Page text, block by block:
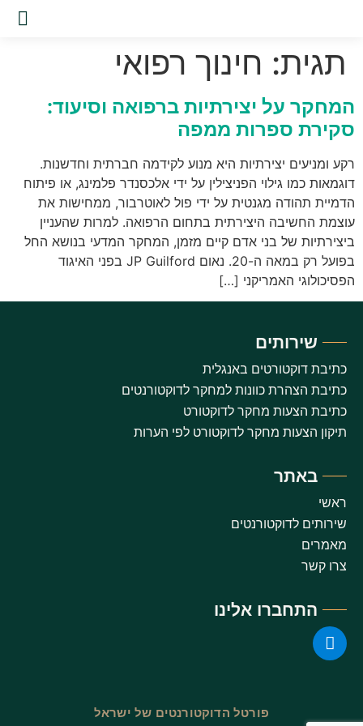
תגית: חינוך רפואי
המחקר על יצירתיות ברפואה וסיעוד:
סקירת ספרות ממפה
רקע ומניעים יצירתיות היא מנוע לקידמה חברתית וחדשנות.
דוגמאות כמו גילוי הפניצילין על ידי אלכסנדר פלמינג, או פיתוח
הדמיית תהודה מגנטית על ידי פול לאוטרבור, ממחישות את
עוצמת החשיבה היצירתית בתחום הרפואה. למרות שהעניין
ביצירתיות של בני אדם קיים מזמן, המחקר המדעי בנושא החל
בפועל רק במאה ה-20. נאום JP Guilford בפני האיגוד
הפסיכולוגי האמריקני […]
פורטל הדוקטורנטים של ישראל
שירותים
כתיבת דוקטורטים באנגלית
כתיבת הצהרת כוונות למחקר לדוקטורנטים
כתיבת הצעות מחקר לדוקטורט
תיקון הצעות מחקר לדוקטורט לפי הערות
באתר
ראשי
שירותים לדוקטורנטים
מאמרים
צרו קשר
התחברו אלינו